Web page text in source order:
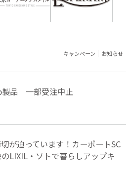
キャンペーン お知らせ
製品 一部受注中止
切が迫っています！カーポートSC
LIXIL・ソトで暮らしアップキ